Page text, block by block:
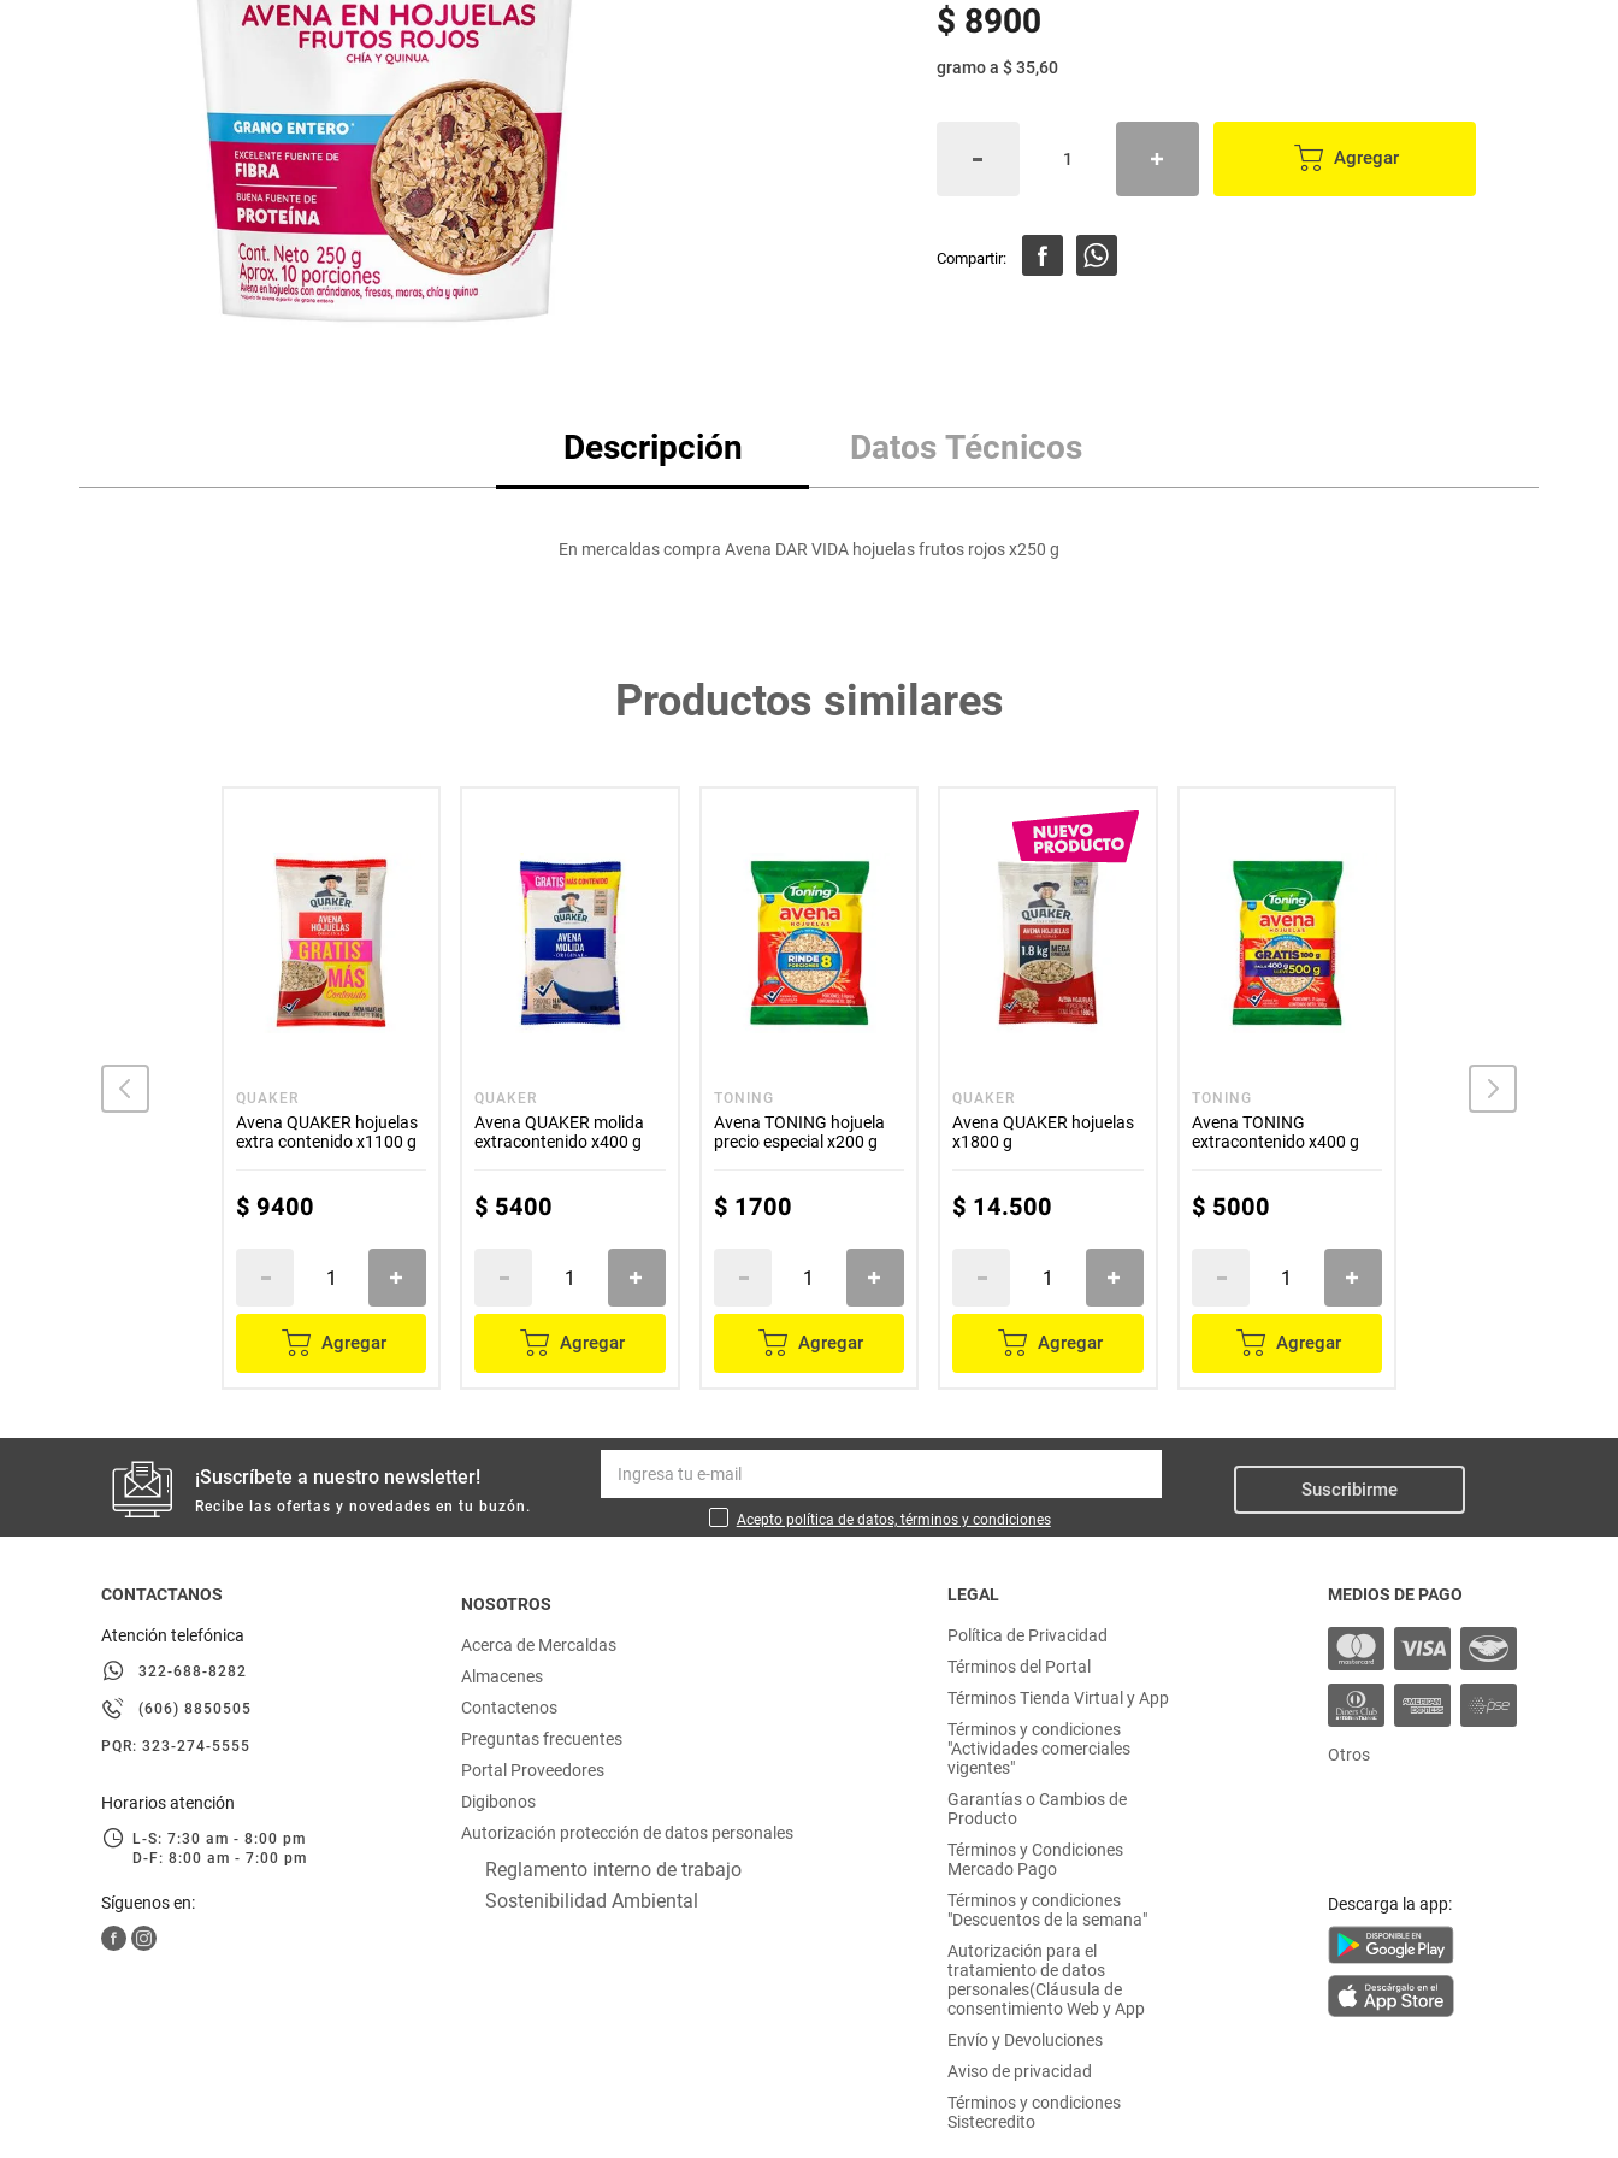
vinos y licores
cuidado del bebé
otros
$ 8900
gramoa $ 35,60
Agregar
Descripción Datos Técnicos
En mercaldas compra Avena DAR VIDA hojuelas frutos rojos x250 g
Productos similares
QUAKER
Avena QUAKER hojuelas
extra contenido x1100 g
$ 9400
Agregar
QUAKER
Avena QUAKER molida
extracontenido x400 g
$ 5400
Agregar
TONING
Avena TONING hojuela
precio especial x200 g
$ 1700
Agregar
QUAKER
Avena QUAKER hojuelas
x1800 g
$ 14.500
Agregar
TONING
Avena TONING
extracontenido x400 g
$ 5000
Agregar
TONING
¡Suscríbete a nuestro newsletter!
Recibe las ofertas y novedades en tu buzón.
Acepto política de datos, términos y condiciones
Suscribirme
CONTACTANOS
Atención telefónica
322-688-8282
(606) 8850505
PQR: 323-274-5555
Horarios atención
L-S: 7:30 am - 8:00 pm
D-F: 8:00 am - 7:00 pm
Síguenos en:
NOSOTROS
Acerca de Mercaldas
Almacenes
Contactenos
Preguntas frecuentes
Portal Proveedores
Digibonos
Autorización protección de datos personales
Reglamento interno de trabajo
Sostenibilidad Ambiental
LEGAL
Política de Privacidad
Términos del Portal
Términos Tienda Virtual y App
Términos y condiciones
"Actividades comerciales
vigentes"
Garantías o Cambios de
Producto
Términos y Condiciones
Mercado Pago
Términos y condiciones
"Descuentos de la semana"
Autorización para el
tratamiento de datos
personales(Cláusula de
consentimiento Web y App
Envío y Devoluciones
Aviso de privacidad
Términos y condiciones
Sistecredito
MEDIOS DE PAGO
Otros
Descarga la app:
Mantequilla